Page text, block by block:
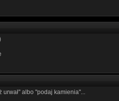
urwał" albo "podaj kamienia"...